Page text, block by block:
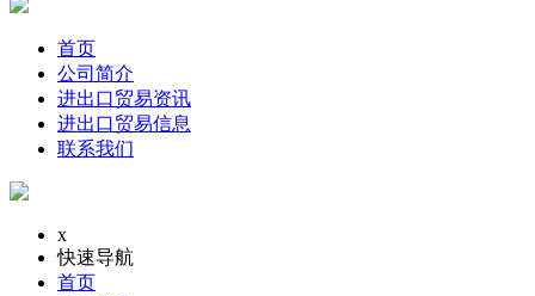
首页
公司简介
进出口贸易资讯
进出口贸易信息
联系我们
x
快速导航
首页